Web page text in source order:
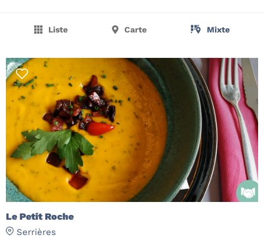
Liste Carte Mixte
Le Petit Roche
Serrières